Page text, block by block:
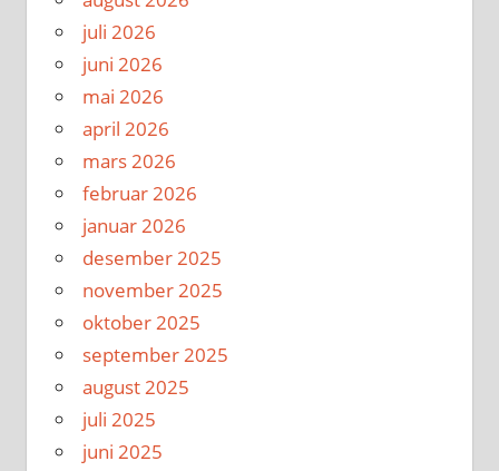
juli 2026
juni 2026
mai 2026
april 2026
mars 2026
februar 2026
januar 2026
desember 2025
november 2025
oktober 2025
september 2025
august 2025
juli 2025
juni 2025